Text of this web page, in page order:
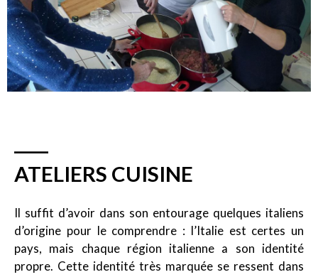
ATELIERS CUISINE
Il suffit d’avoir dans son entourage quelques italiens
d’origine pour le comprendre : l’Italie est certes un
pays, mais chaque région italienne a son identité
propre. Cette identité très marquée se ressent dans